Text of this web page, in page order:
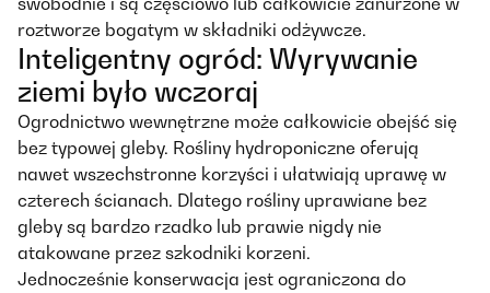
roztworze bogatym w składniki odżywcze.
Inteligentny ogród: Wyrywanie
ziemi było wczoraj
Ogrodnictwo wewnętrzne może całkowicie obejść się
bez typowej gleby. Rośliny hydroponiczne oferują
nawet wszechstronne korzyści i ułatwiają uprawę w
czterech ścianach. Dlatego rośliny uprawiane bez
gleby są bardzo rzadko lub prawie nigdy nie
atakowane przez szkodniki korzeni.
Jednocześnie konserwacja jest ograniczona do